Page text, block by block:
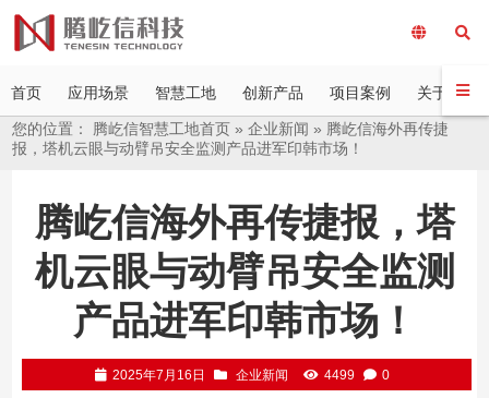
首页 应用场景 智慧工地 创新产品 项目案例 关于我们
您的位置： 腾屹信智慧工地首页 »企业新闻 » 腾屹信海外再传捷
报，塔机云眼与动臂吊安全监测产品进军印韩市场！
腾屹信海外再传捷报，塔
机云眼与动臂吊安全监测
产品进军印韩市场！
2025年7月16日 企业新闻 4499 0